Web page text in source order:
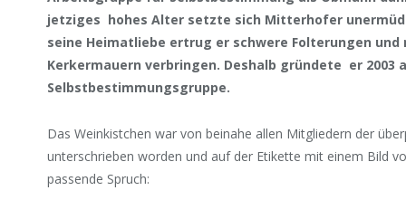
jetziges hohes Alter setzte sich Mitterhofer
seine Heimatliebe ertrug er schwere Folterungen und
Kerkermauern verbringen. Deshalb gründete er 2003
Selbstbestimmungsgruppe.
Das Weinkistchen war von beinahe allen Mitgliedern der
unterschrieben worden und auf der Etikette mit einem Bild
passende Spruch: